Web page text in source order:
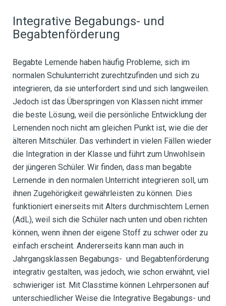
Integrative Begabungs- und
Begabtenförderung
Begabte Lernende haben häufig Probleme, sich im
normalen Schulunterricht zurechtzufinden und sich zu
integrieren, da sie unterfordert sind und sich langweilen.
Jedoch ist das Überspringen von Klassen nicht immer
die beste Lösung, weil die persönliche Entwicklung der
Lernenden noch nicht am gleichen Punkt ist, wie die der
älteren Mitschüler. Das verhindert in vielen Fällen wieder
die Integration in der Klasse und führt zum Unwohlsein
der jüngeren Schüler. Wir finden, dass man begabte
Lernende in den normalen Unterricht integrieren soll, um
ihnen Zugehörigkeit gewährleisten zu können. Dies
funktioniert einerseits mit Alters durchmischtem Lernen
(AdL), weil sich die Schüler nach unten und oben richten
können, wenn ihnen der eigene Stoff zu schwer oder zu
einfach erscheint. Andererseits kann man auch in
Jahrgangsklassen Begabungs- und Begabtenförderung
integrativ gestalten, was jedoch, wie schon erwähnt, viel
schwieriger ist. Mit Classtime können Lehrpersonen auf
unterschiedlicher Weise die Integrative Begabungs- und